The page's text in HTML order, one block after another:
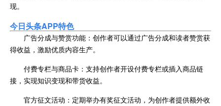
现。
今日头条APP特色
广告分成与赞赏功能：创作者可以通过广告分成和读者赞赏获
得收益，激励优质内容生产。
付费专栏与商品卡：支持创作者开设付费专栏或插入商品链
接，实现知识变现和带货收益。
官方征文活动：定期举办有奖征文活动，为创作者提供额外收